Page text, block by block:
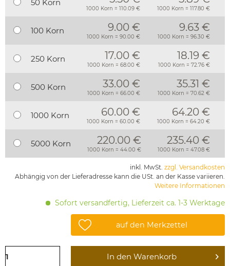
50 Korn
1000 Korn = 110.09 € 1000 Korn = 117.80 €
100 Korn 9.00 €
1000 Korn = 90.00 €
9.63 €
1000 Korn = 96.30 €
250 Korn 17.00 €
1000 Korn = 68.00 €
18.19 €
1000 Korn = 72.76 €
500 Korn 33.00 €
1000 Korn = 66.00 €
35.31 €
1000 Korn = 70.62 €
1000 Korn 60.00 €
1000 Korn = 60.00 €
64.20 €
1000 Korn = 64.20 €
5000 Korn 220.00 €
1000 Korn = 44.00 €
235.40 €
1000 Korn = 47.08 €
inkl. MwSt. zzgl. Versandkosten
Abhängig von der Lieferadresse kann die USt. an der Kasse variieren.
Weitere Informationen
Sofort versandfertig, Lieferzeit ca. 1-3 Werktage
auf den Merkzettel
In den Warenkorb